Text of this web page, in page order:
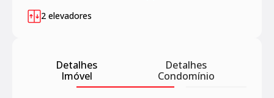
2 elevadores
Detalhes
Imóvel
Detalhes
Condomínio